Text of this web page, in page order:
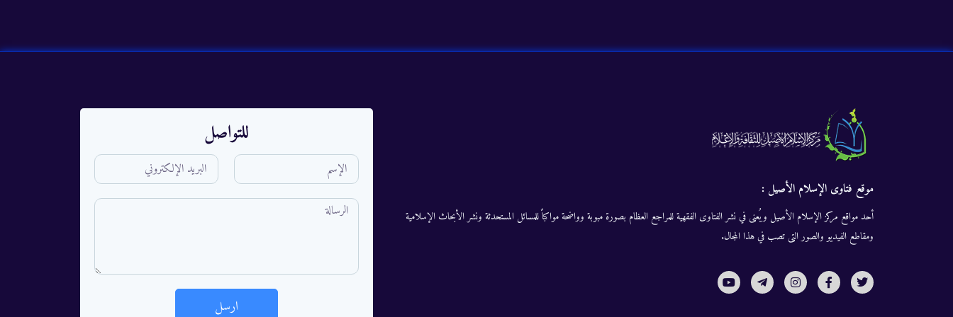
موقع فتاوى الإسلام الأصيل :
أحد مواقع مركز الإسلام الأصيل ويُعنى في نشر الفتاوى الفقهية للمراجع العظام بصورة مبوبة وواضحة مواكباً للمسائل المستحدثة ونشر الأبحاث الإسلامية
ومقاطع الفيديو والصور التى تصب في هذا المجال.
للتواصل
ارسل